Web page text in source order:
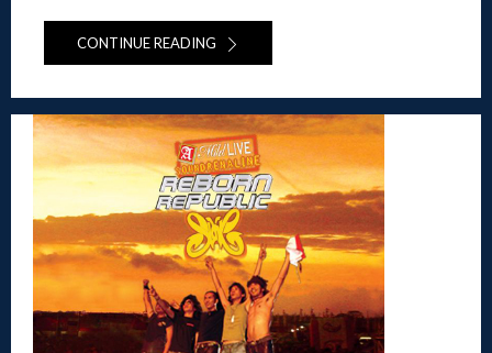
CONTINUE READING